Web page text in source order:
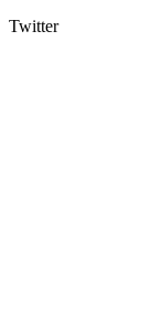
Twitter